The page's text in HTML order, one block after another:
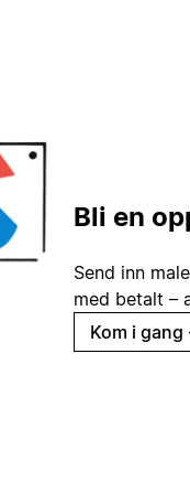
Bli en
Send inn
med betalt –
Kom i gang